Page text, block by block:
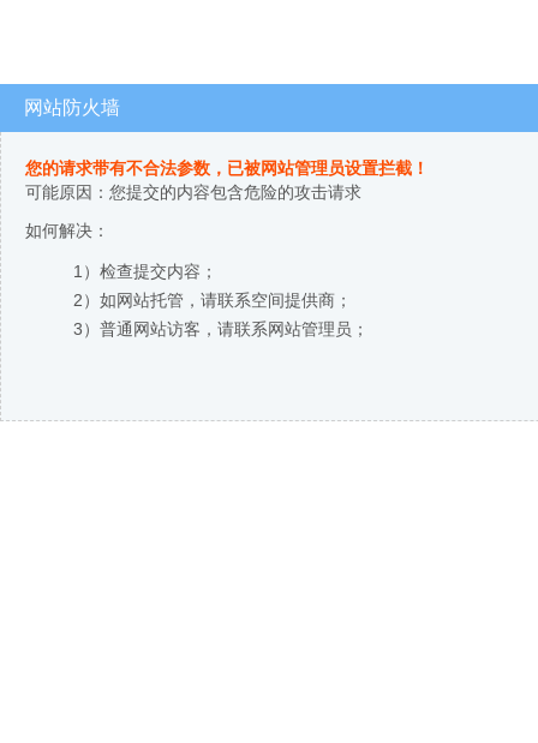
网站防火墙
您的请求带有不合法参数，已被网站管理员设置拦截！
可能原因：您提交的内容包含危险的攻击请求
如何解决：
1）检查提交内容；
2）如网站托管，请联系空间提供商；
3）普通网站访客，请联系网站管理员；